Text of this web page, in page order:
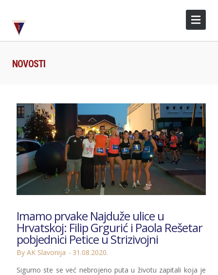
NOVOSTI
Imamo prvake Najduže ulice u
Hrvatskoj: Filip Grgurić i Paola Rešetar
pobjednici Petice u Strizivojni
By AK Slavonija
31.08.2020.
Sigurno ste se već nebrojeno puta u životu zapitali koja je